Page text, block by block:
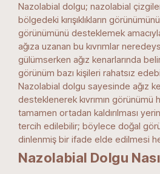
Nazolabial dolgu; nazolabial
bölgedeki kırışıklıkların
görünümünü desteklemek
ağıza uzanan bu kıvrımlar
gülümserken ağız kenarlarında
görünüm bazı kişileri rahatsız
Nazolabial dolgu sayesinde ağız
desteklenerek kıvrımın görünümü
tamamen ortadan kaldırılması
tercih edilebilir; böylece doğal
dinlenmiş bir ifade elde edilmesi
Nazolabial Dolgu